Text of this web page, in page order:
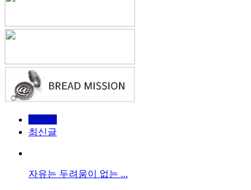
인기글
최신글
자유는 두려움이 없는 ...